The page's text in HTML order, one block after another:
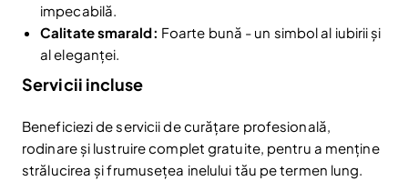
Reduceri și noutăți doar pentru abonați
Fii la curent cu noutățile și promoțiile abonându-te
la newsletter-ul nostru.
impecabilă.
Calitate smarald: Foarte bună - un simbol al iubirii și
al eleganței.
Servicii incluse
Beneficiezi de servicii de curățare profesională,
rodinare și lustruire complet gratuite, pentru a menține
strălucirea și frumusețea inelului tău pe termen lung.